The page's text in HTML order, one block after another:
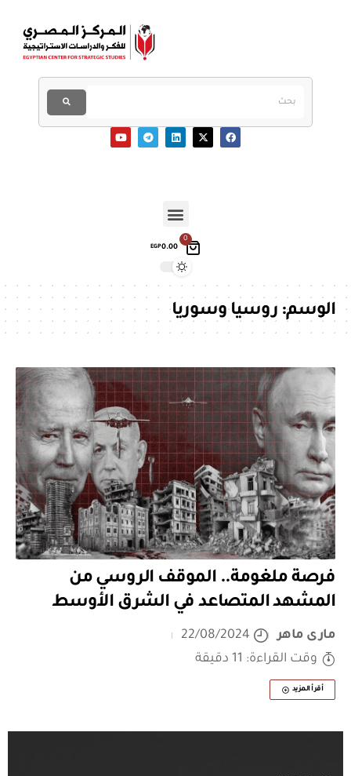
0
EGP0.00
الوسم:روسيا وسوريا
فرصة ملغومة.. الموقف الروسي من
المشهد المتصاعد في الشرق الأوسط
مارى ماهر
22/08/2024
وقت القراءة: 11 دقيقة
أقرأ المزيد